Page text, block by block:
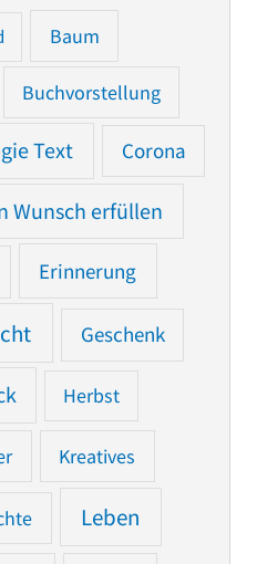
Baum
Buchvorstellung
Text Corona
Wunsch erfüllen
Erinnerung
Geschenk
Herbst
Kreatives
Leben